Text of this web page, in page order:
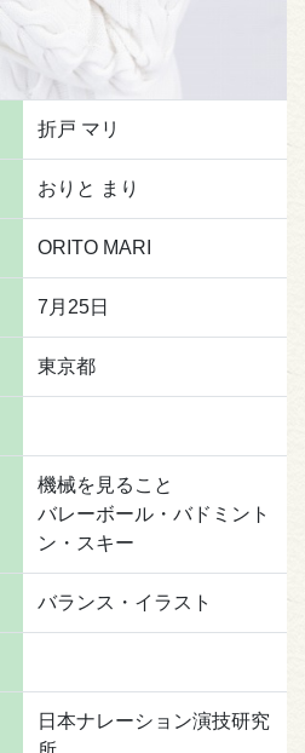
折戸 マリ
おりと まり
ORITO MARI
7月25日
東京都
機械を見ること
バレーボール・バドミント
ン・スキー
バランス・イラスト
日本ナレーション演技研究